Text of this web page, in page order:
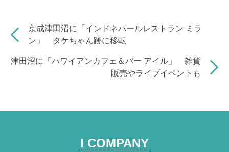
b
o
o
d
s
Li
n
k
京成津田沼に「インドネパールレストラン ミラ
ン」 タケちゃん跡に移転
津田沼に「ハワイアンカフェ＆バー アイル」 雑貨
販売やライブイベントも
I COMPANY